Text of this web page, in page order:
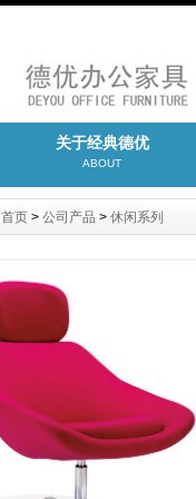
关于经典德优
ABOUT
首页 > 公司产品 > 休闲系列